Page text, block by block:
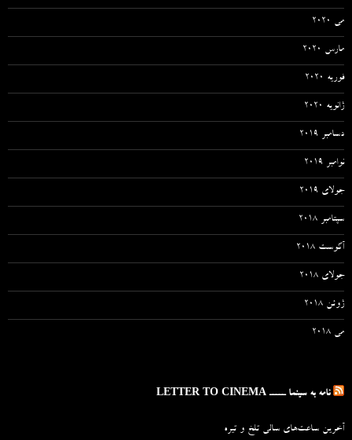
می 2020
مارس 2020
فوریه 2020
ژانویه 2020
دسامبر 2019
نوامبر 2019
جولای 2019
سپتامبر 2018
آگوست 2018
جولای 2018
ژوئن 2018
می 2018
نامه به سینما ـــــ LETTER TO CINEMA
آخرین ساعت‌های سالی تلخ و تیره